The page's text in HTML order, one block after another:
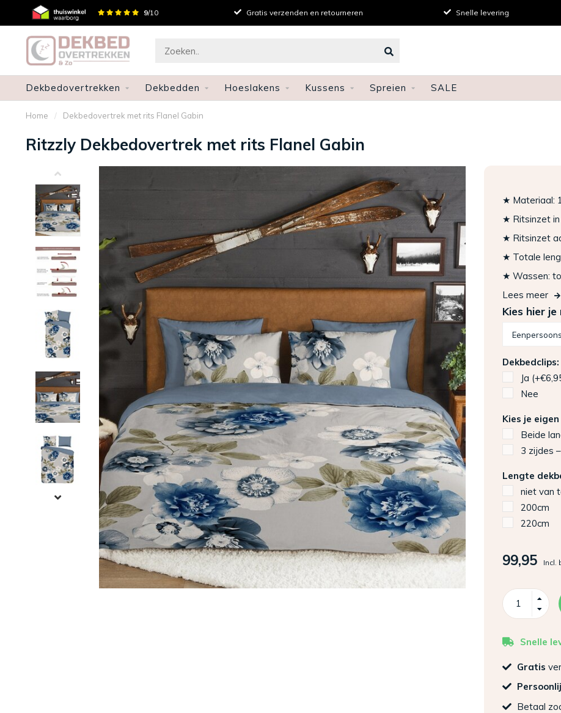
9/10
Persoonlijk advies Gratis verzenden en retourneren Snelle levering
Dekbedovertrekken Dekbedden Hoeslakens Kussens Spreien SALE
Home / Dekbedovertrek met rits Flanel Gabin
Ritzzly Dekbedovertrek met rits Flanel Gabin
★ Materiaal:
★ Ritsinzet
★ Ritsinzet
★ Totale
★ Wassen:
Lees meer
Kies hier
Dekbedclips:
Ja
Nee
Kies je
Beide
3 zijdes
Lengte
niet van
200cm
220cm
99,95 Incl.
Snelle
Gratis
Betaal